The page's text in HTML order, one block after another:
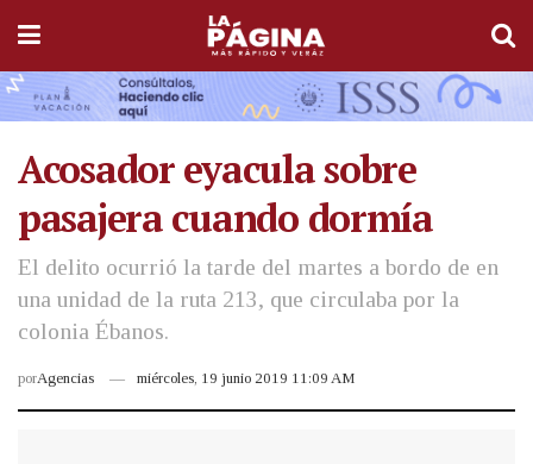
Acosador eyacula sobre
pasajera cuando dormía
El delito ocurrió la tarde del martes a bordo de en
una unidad de la ruta 213, que circulaba por la
colonia Ébanos.
porAgencias miércoles, 19 junio 2019 11:09 AM